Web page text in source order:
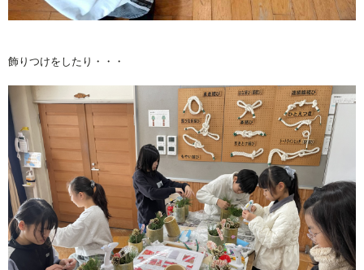
飾りつけをしたり・・・